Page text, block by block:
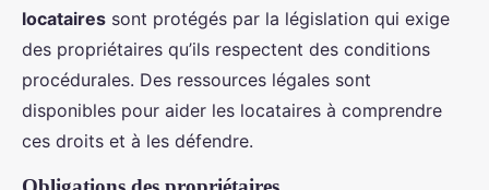
locataires sont protégés par la législation qui exige
des propriétaires qu’ils respectent des conditions
procédurales. Des ressources légales sont
disponibles pour aider les locataires à comprendre
ces droits et à les défendre.